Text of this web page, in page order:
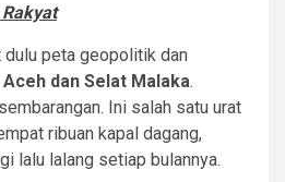
dulu peta geopolitik dan
Aceh dan Selat Malaka.
Ini salah satu urat
ribuan kapal dagang,
lalu lalang setiap bulannya.